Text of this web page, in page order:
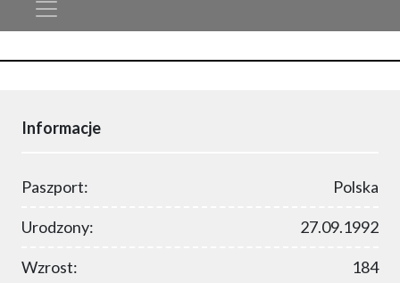
Informacje
Paszport: Polska
Urodzony: 27.09.1992
Wzrost: 184